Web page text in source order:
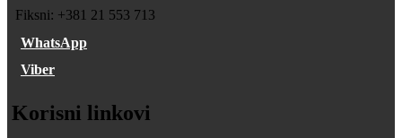
Fiksni: +381 21 553 713
WhatsApp
Viber
Korisni linkovi